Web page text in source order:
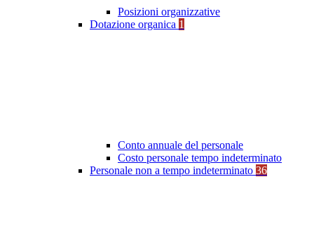
Posizioni organizzative
Dotazione organica 1
Conto annuale del personale
Costo personale tempo indeterminato
Personale non a tempo indeterminato 36